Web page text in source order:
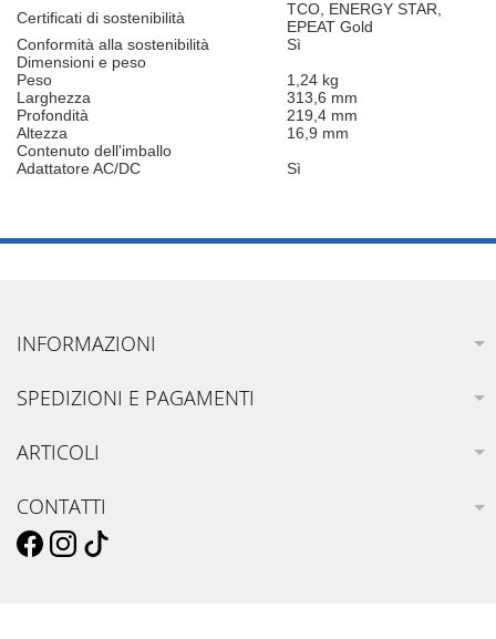
Certificati di sostenibilità
TCO, ENERGY STAR,
EPEAT Gold
Conformità alla sostenibilità
Sì
Dimensioni e peso
Peso
1,24 kg
Larghezza
313,6 mm
Profondità
219,4 mm
Altezza
16,9 mm
Contenuto dell'imballo
Adattatore AC/DC
Sì
INFORMAZIONI
SPEDIZIONI E PAGAMENTI
ARTICOLI
CONTATTI